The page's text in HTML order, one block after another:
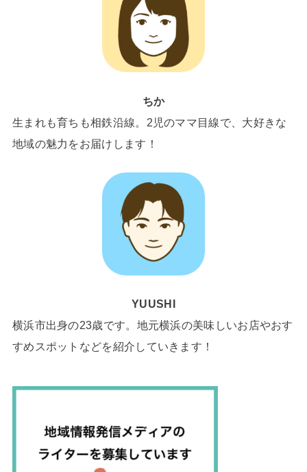
ちか
生まれも育ちも相鉄沿線。2児のママ目線で、大好きな
地域の魅力をお届けします！
YUUSHI
横浜市出身の23歳です。地元横浜の美味しいお店やおす
すめスポットなどを紹介していきます！